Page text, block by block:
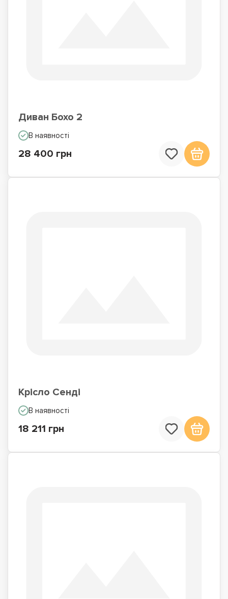
Диван Бохо 2
В наявності
28 400 грн
Крісло Сенді
В наявності
18 211 грн